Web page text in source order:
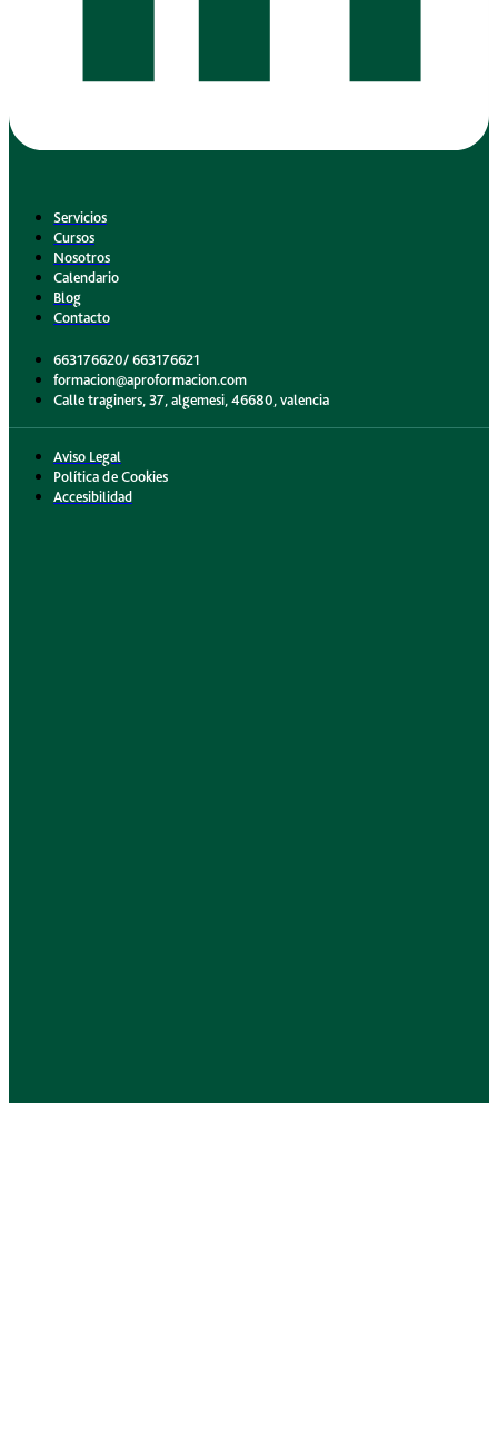
Servicios
Cursos
Nosotros
Calendario
Blog
Contacto
663176620/ 663176621
formacion@aproformacion.com
Calle traginers, 37, algemesi, 46680, valencia
Aviso Legal
Política de Cookies
Accesibilidad